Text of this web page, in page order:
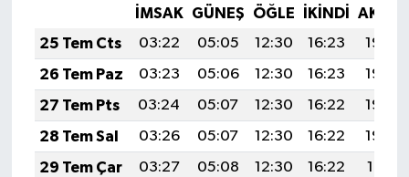
İMSAK GÜNEŞ ÖĞLE İKINDI
25 Tem Cts
03:22 05:05 12:30 16:23
19:44
26 Tem Paz
03:23 05:06 12:30 16:23
19:44
27 Tem Pts
03:24 05:07 12:30 16:22
19:43
28 Tem Sal
03:26 05:07 12:30 16:22
19:42
29 Tem Çar
03:27 05:08 12:30 16:22
19:41